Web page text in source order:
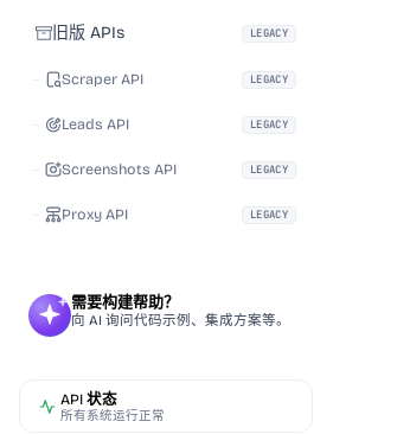
旧版 APIs LEGACY
Scraper API LEGACY
Leads API LEGACY
Screenshots API LEGACY
Proxy API LEGACY
需要构建帮助？
向 AI 询问代码示例、集成方案等。
API 状态
所有系统运行正常